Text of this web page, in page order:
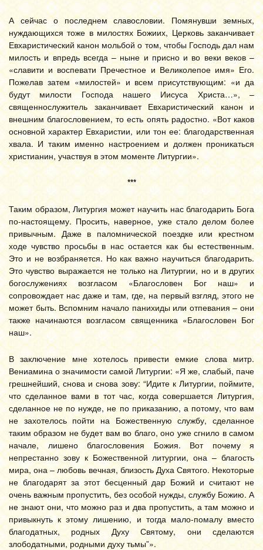
А сейчас о последнем славословии. Помянувши земных,
нуждающихся тоже в милостях Божиих, Церковь заканчивает
Евхаристический канон мольбой о том, чтобы Господь дал нам
милость и впредь всегда – ныне и присно и во веки веков –
«славити и воспевати Пречестное и Великолепое имя» Его.
Пожелав затем «милостей» и всем присутствующим: «и да
будут милости Господа нашего Иисуса Христа…», –
священнослужитель заканчивает Евхаристический канон и
внешним благословением, то есть опять радостно. «Вот каков
основной характер Евхаристии, или тон ее: благодарственная
хвала. И таким именно настроением и должен проникаться
христианин, участвуя в этом моменте Литургии».
***
Таким образом, Литургия может научить нас благодарить Бога
по-настоящему. Просить, наверное, уже стало делом более
привычным. Даже в паломнической поездке или крестном
ходе чувство просьбы в нас остается как бы естественным.
Это и не возбраняется. Но как важно научиться благодарить.
Это чувство выражается не только на Литургии, но и в других
богослужениях возгласом «Благословен Бог наш» и
сопровождает нас даже и там, где, на первый взгляд, этого не
может быть. Вспомним начало панихиды или отпевания – они
также начинаются возгласом священника «Благословен Бог
наш».
В заключение мне хотелось привести емкие слова митр.
Вениамина о значимости самой Литургии: «Я же, слабый, паче
грешнейший, снова и снова зову: “Идите к Литургии, поймите,
что сделанное вами в тот час, когда совершается Литургия,
сделанное не по нужде, не по приказанию, а потому, что вам
не захотелось пойти на Божественную службу, сделанное
таким образом не будет вам во благо, оно уже сгнило в самом
начале, лишено благословения Божия. Вот почему я
непрестанно зову к Божественной литургии, она – благость
мира, она – любовь вечная, близость Духа Святого. Некоторые
не благодарят за этот бесценный дар Божий и считают не
очень важным пропустить, без особой нужды, службу Божию. А
не знают они, что можно раз и два пропустить, а там можно и
привыкнуть к этому лишению, и тогда мало-помалу вместо
благодатных, родных Духу Святому, они сделаются
злободатными, родными духу тьмы”».